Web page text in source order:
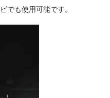
でも使用可能です。